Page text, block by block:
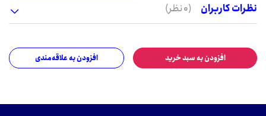
نظرات کاربران
(0 نظر)
افزودن به سبد خرید افزودن به علاقه‌مندی